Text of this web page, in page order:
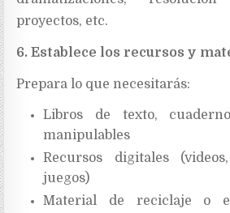
proyectos, etc.
6. Establece los recursos y
Prepara lo que necesitarás:
Libros de texto,
manipulables
Recursos digitales
juegos)
Material de reciclaje o